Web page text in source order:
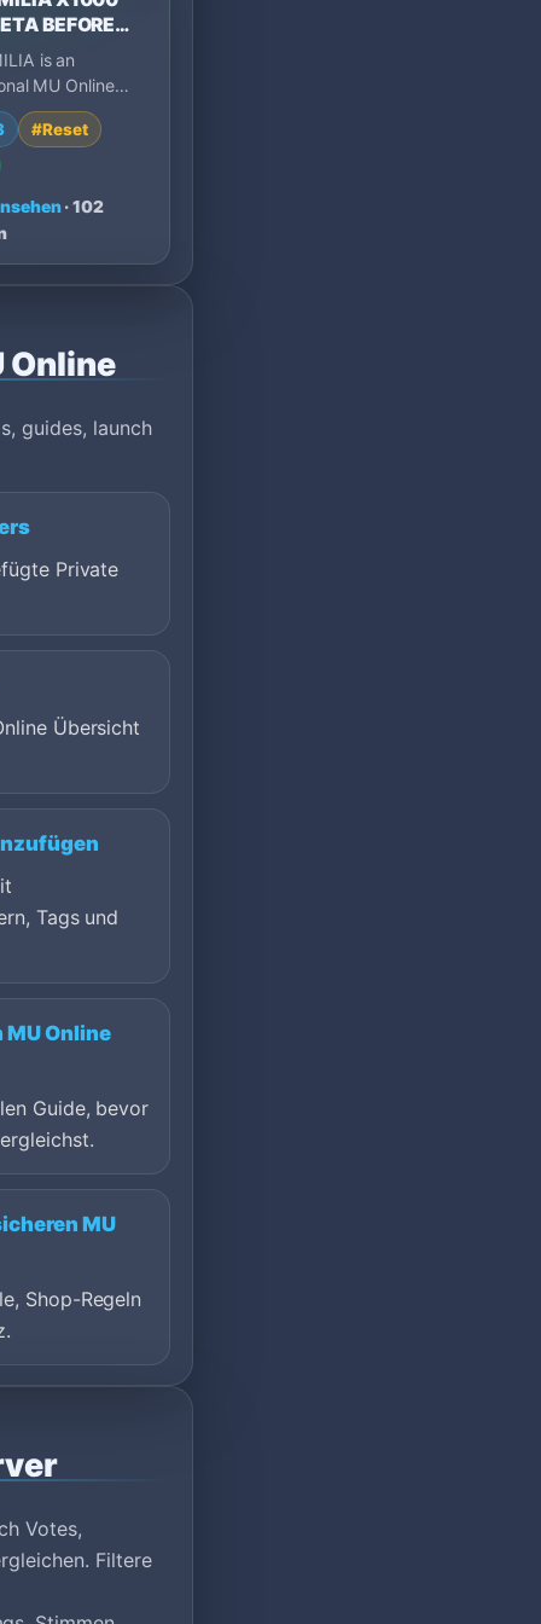
BEFORE
is an
MU Online
Part 3 server
EXP, 40% drop,
#Reset
· 102
Online
guides, launch
Private
Übersicht
Tags und
MU Online
Guide, bevor
MU
Shop-Regeln
Votes,
Filtere